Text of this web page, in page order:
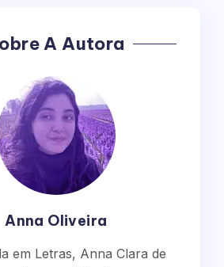
A Autora
Anna Oliveira
em Letras, Anna Clara de